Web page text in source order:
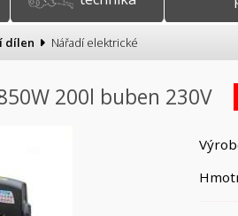
dílen Nářadí elektrické
200l buben 230V